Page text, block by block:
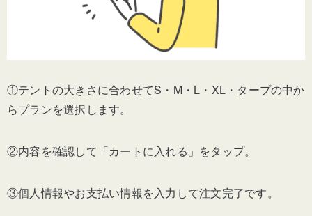
①テントの大きさに合わせてS・M・L・XL・タープの中か
らプランを選択します。
②内容を確認して「カートに入れる」をタップ。
③個人情報やお支払い情報を入力して注文完了です。